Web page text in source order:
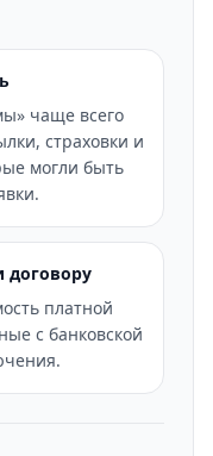
чаще всего
страховки и
могли быть
договору
платной
с банковской